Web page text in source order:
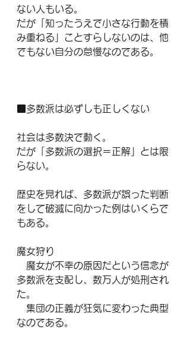
ない人もいる。
だが「知ったうえで小さな行動を積
み重ねる」ことすらしないのは、他
でもない自分の怠慢なのである。
■多数派は必ずしも正しくない
社会は多数決で動く。
だが「多数派の選択＝正解」とは限
らない。
歴史を見れば、多数派が誤った判断
をして破滅に向かった例はいくらで
もある。
魔女狩り
魔女が不幸の原因だという信念が
多数派を支配し、数万人が処刑され
た。
集団の正義が狂気に変わった典型
なのである。